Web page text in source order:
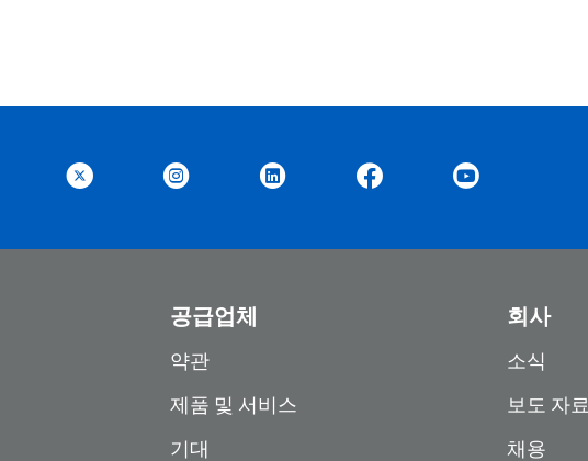
공급업체
약관
제품 및 서비스
기대
회사
소식
보도 자료
채용